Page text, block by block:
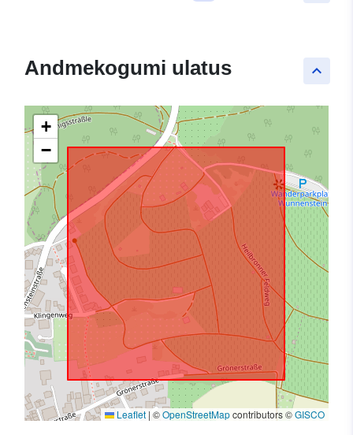
keyboard_arrow_up
Andmekogumi ulatus
+
−
Leaflet | ©OpenStreetMapcontributors ©GISCO